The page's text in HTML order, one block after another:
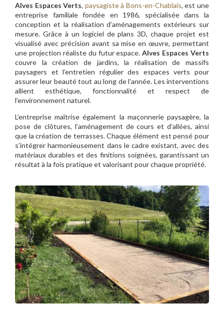
Alves Espaces Verts, paysagiste à Bons-en-Chablais, est une
entreprise familiale fondée en 1986, spécialisée dans la
conception et la réalisation d’aménagements extérieurs sur
mesure. Grâce à un logiciel de plans 3D, chaque projet est
visualisé avec précision avant sa mise en œuvre, permettant
une projection réaliste du futur espace.Alves Espaces Verts
couvre la création de jardins, la réalisation de massifs
paysagers et l’entretien régulier des espaces verts pour
assurer leur beauté tout au long de l’année. Les interventions
allient esthétique, fonctionnalité et respect de
l’environnement naturel.
L’entreprise maîtrise également la maçonnerie paysagère, la
pose de clôtures, l’aménagement de cours et d’allées, ainsi
que la création de terrasses. Chaque élément est pensé pour
s’intégrer harmonieusement dans le cadre existant, avec des
matériaux durables et des finitions soignées, garantissant un
résultat à la fois pratique et valorisant pour chaque propriété.